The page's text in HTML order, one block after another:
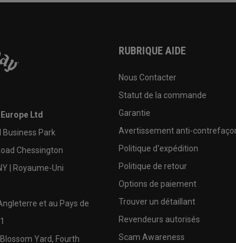
Ltd
Business Park
Chessington
| Royaume-Uni
et au Pays de
Yard, Fourth
RUBRIQUE AIDE
Nous Contacter
Statut de la commande
Garantie
Avertissement anti-
Politique d'expédition
Politique de retour
Options de paiement
Trouver un détaillant
Revendeurs autorisés
Scam Awareness